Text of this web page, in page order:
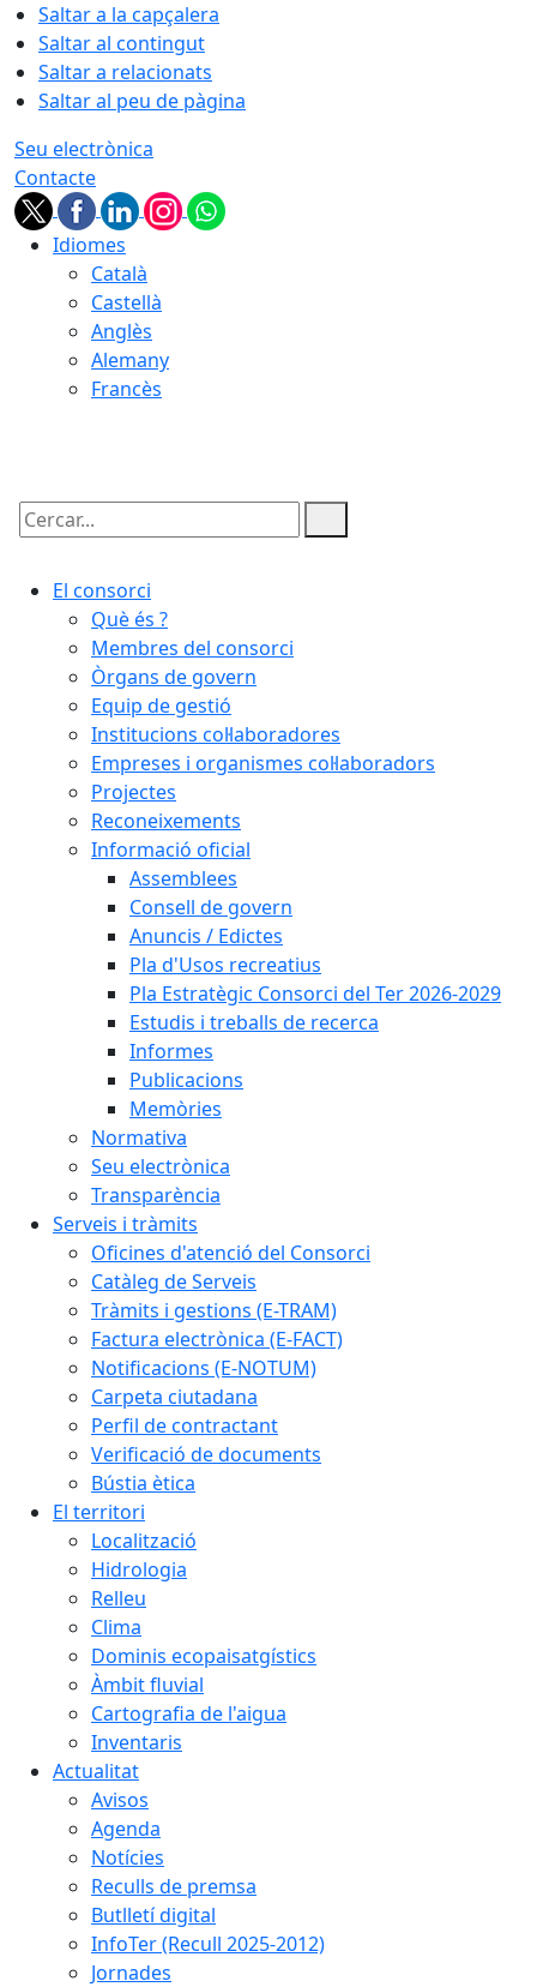
Saltar a la capçalera
Saltar al contingut
Saltar a relacionats
Saltar al peu de pàgina
Seu electrònica
Contacte
Idiomes
Català
Castellà
Anglès
Alemany
Francès
Cercar:
El consorci
Què és ?
Membres del consorci
Òrgans de govern
Equip de gestió
Institucions col·laboradores
Empreses i organismes col·laboradors
Projectes
Reconeixements
Informació oficial
Assemblees
Consell de govern
Anuncis / Edictes
Pla d'Usos recreatius
Pla Estratègic Consorci del Ter 2026-2029
Estudis i treballs de recerca
Informes
Publicacions
Memòries
Normativa
Seu electrònica
Transparència
Serveis i tràmits
Oficines d'atenció del Consorci
Catàleg de Serveis
Tràmits i gestions (E-TRAM)
Factura electrònica (E-FACT)
Notificacions (E-NOTUM)
Carpeta ciutadana
Perfil de contractant
Verificació de documents
Bústia ètica
El territori
Localització
Hidrologia
Relleu
Clima
Dominis ecopaisatgístics
Àmbit fluvial
Cartografia de l'aigua
Inventaris
Actualitat
Avisos
Agenda
Notícies
Reculls de premsa
Butlletí digital
InfoTer (Recull 2025-2012)
Jornades